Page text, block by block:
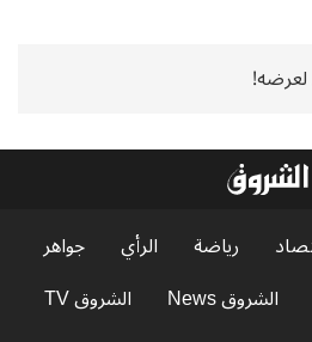
رياضة الرأي
جواهر
الشروق News
الشروق TV